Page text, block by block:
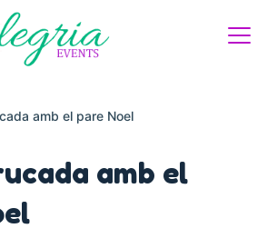
amb el pare Noel
amb el